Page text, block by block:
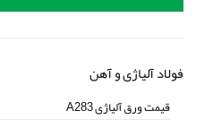
فولاد آلیاژی و آهن
قیمت ورق آلیاژی A283